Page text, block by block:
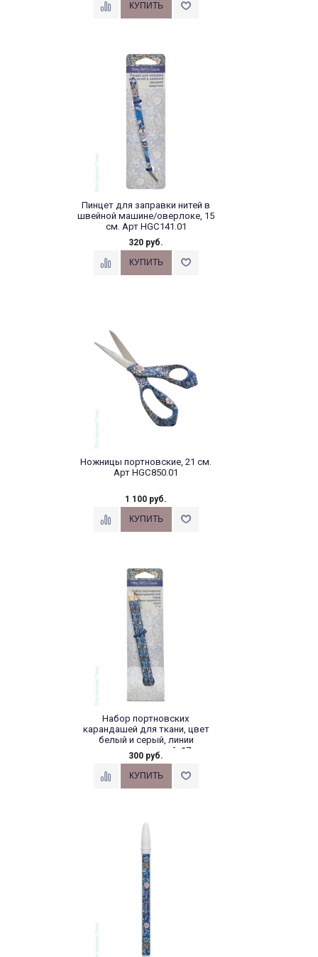
Пинцет для заправки нитей в
швейной машине/оверлоке, 15
см. Арт HGC141.01
320 руб.
Ножницы портновские, 21 см.
Арт HGC850.01
1 100 руб.
Набор портновских
карандашей для ткани, цвет
белый и серый, линии
смываются водой, 17...
300 руб.